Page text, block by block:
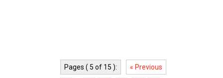
Pages ( 5 of 15 ): « Previous